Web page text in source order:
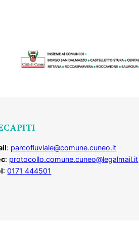
: parcofluviale@comune.cuneo.it
: protocollo.comune.cuneo@legalmail.it
:0171 444501